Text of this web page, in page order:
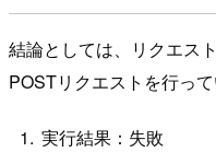
結論としては、リクエス
POSTリクエストを行って
実行結果：失敗